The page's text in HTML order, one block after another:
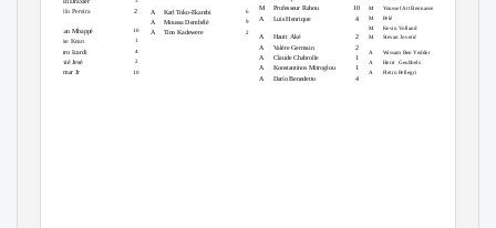
M
M
M
M
M
A
Professeur Rahou
Luis Henrique
Danilo Pereira
Youssef Aït Bennasser
Pelé
10
4
6
9
2
2 A
A
A
Karl Toko-Ekambi
Moussa Dembélé
Tino Kadewere
KevinVolland
10
1
Kylian Mbappé
Moïse Kean
Mauro Icardi
Dernié Jesé
Neymar Jr
A
A
A
A
A
Hautt Aké 2
2
1
1
4
Stevan Jovetić
Valère Germain
Claude Chabrolle
Konstantínos Mítroglou
Darío Benedetto
4 A
A
A
Wissam BenYedder
Herrr Geubbels
Pietro Pellegri
2
10